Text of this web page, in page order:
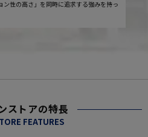
ン性の高さ」を同時に追求する強みを持っ
ストアの特長
FEATURES